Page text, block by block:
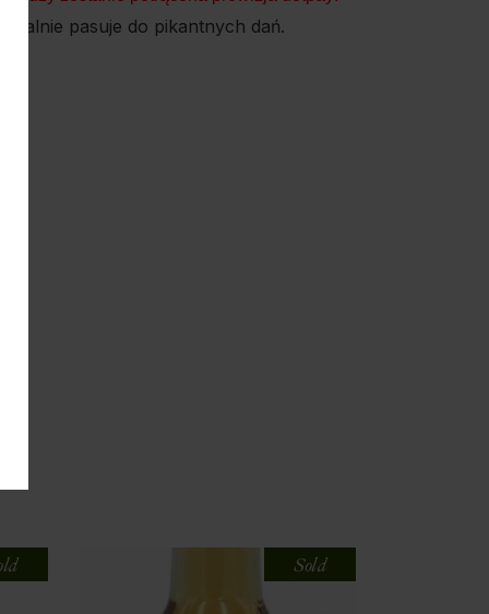
pasuje do pikantnych dań.
Sold